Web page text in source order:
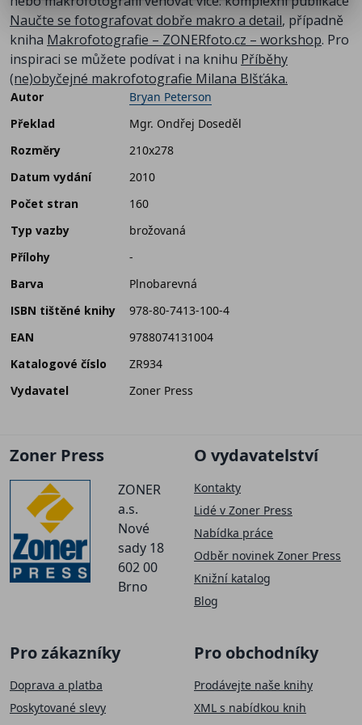
Naučte se fotografovat dobře makro a detail, případně
kniha Makrofotografie – ZONERfoto.cz – workshop. Pro
inspiraci se můžete podívat i na knihu Příběhy
(ne)obyčejné makrofotografie Milana Blšťáka.
Autor
Bryan Peterson
Překlad
Mgr. Ondřej Doseděl
Rozměry
210x278
Datum vydání
2010
Počet stran
160
Typ vazby
brožovaná
Přílohy
-
Barva
Plnobarevná
ISBN tištěné knihy
978-80-7413-100-4
EAN
9788074131004
Katalogové číslo
ZR934
Vydavatel
Zoner Press
Zoner Press
ZONER
a.s.
Nové
sady 18
602 00
Brno
O vydavatelství
Kontakty
Lidé v Zoner Press
Nabídka práce
Odběr novinek Zoner Press
Knižní katalog
Blog
Pro zákazníky
Doprava a platba
Poskytované slevy
Pro obchodníky
Prodávejte naše knihy
XML s nabídkou knih